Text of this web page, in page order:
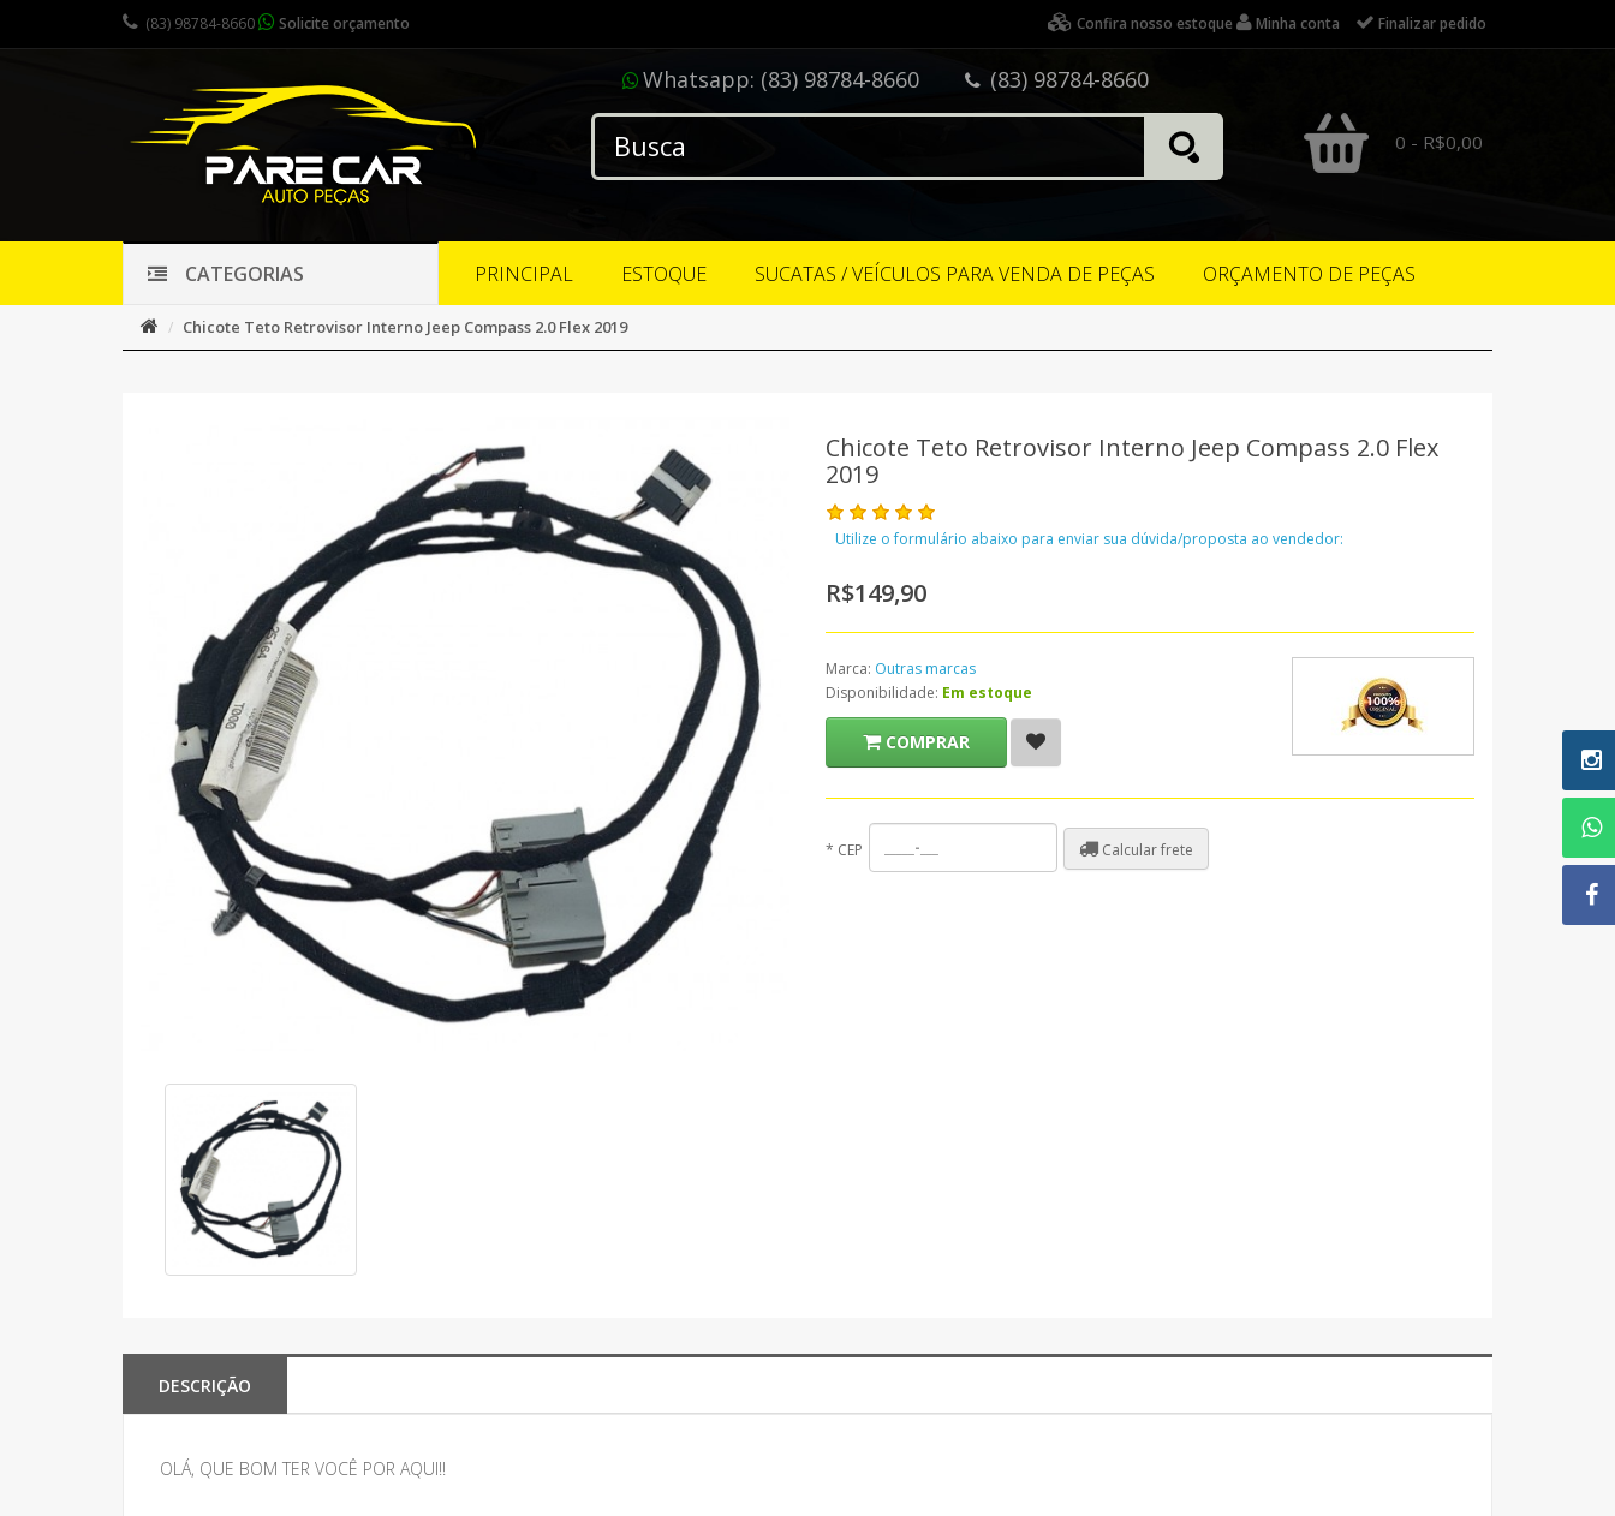
(83) 98784-8660 Solicite orçamento Confira nosso estoque Minha conta Finalizar pedido
Whatsapp: (83) 98784-8660 (83) 98784-8660
0 - R$0,00
CATEGORIAS PRINCIPAL ESTOQUE SUCATAS / VEÍCULOS PARA VENDA DE PEÇAS ORÇAMENTO DE PEÇAS
Chicote Teto Retrovisor Interno Jeep Compass 2.0 Flex 2019
Chicote Teto Retrovisor Interno Jeep Compass 2.0 Flex
2019
Utilize o formulário abaixo para enviar sua dúvida/proposta ao vendedor:
R$149,90
Marca: Outras marcas
Disponibilidade: Em estoque
COMPRAR
* CEP Calcular frete
DESCRIÇÃO
OLÁ, QUE BOM TER VOCÊ POR AQUI!!